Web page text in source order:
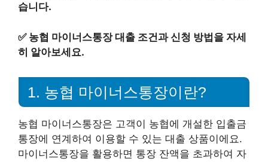
습니다.
✅ 농협 마이너스통장 대출 조건과 신청 방법을 자세
히 알아보세요.
1. 농협 마이너스통장이란?
농협 마이너스통장은 고객이 농협에 개설한 입출금
통장에 연계하여 이용할 수 있는 대출 상품이에요.
마이너스통장을 활용하면 통장 잔액을 초과하여 자